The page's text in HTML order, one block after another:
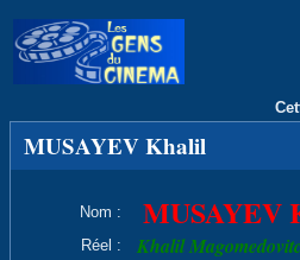
MUSAYEV Khalil
Nom : MUSAYEV
Réel : Khalil